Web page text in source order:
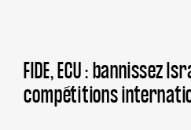
FIDE, ECU : bannissez
compétitions